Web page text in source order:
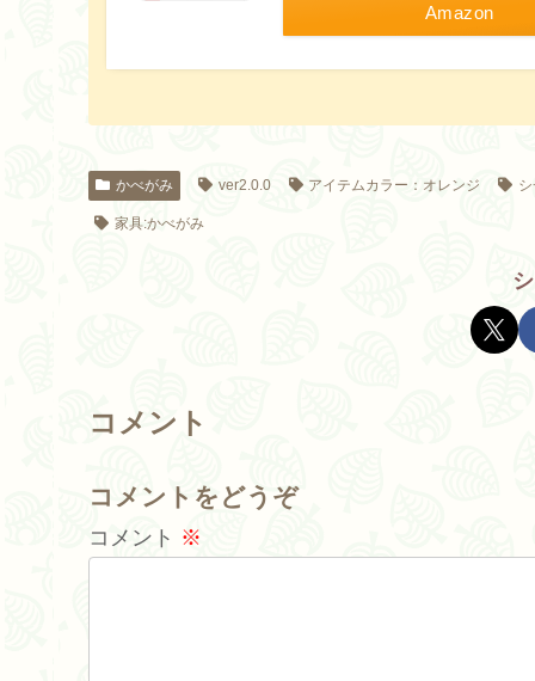
Amazon
かべがみ ver2.0.0 アイテムカラー：オレンジ
家具:かべがみ
コメント
コメントをどうぞ
コメント ※